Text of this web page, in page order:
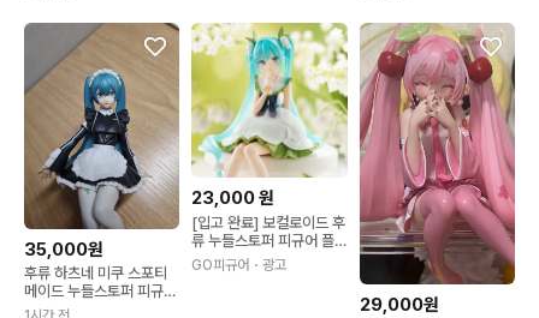
35,000원
후류 하츠네 미쿠 스포티
메이드 누들스토퍼 피규어
보컬로이드 프세카
23,000원
[입고 완료] 보컬로이드 후
류 누들스토퍼 피규어 플
라워 페어리 하츠네 미쿠
은방울꽃
GO피규어 ・광고
29,000원